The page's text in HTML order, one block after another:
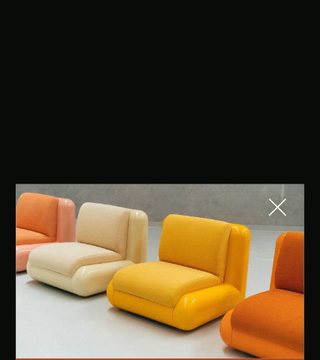
Fermer
QUE CHERCHEZ-VOUS ?